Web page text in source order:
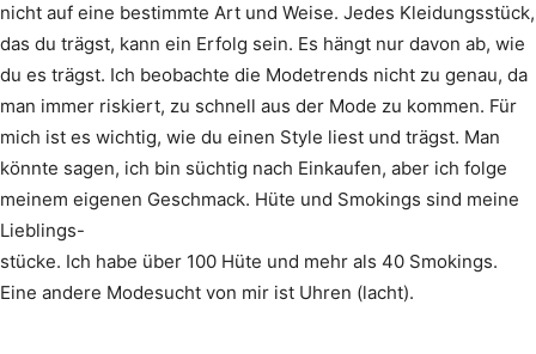
nicht auf eine bestimmte Art und Weise. Jedes Kleidungsstück,
das du trägst, kann ein Erfolg sein. Es hängt nur davon ab, wie
du es trägst. Ich beobachte die Modetrends nicht zu genau, da
man immer riskiert, zu schnell aus der Mode zu kommen. Für
mich ist es wichtig, wie du einen Style liest und trägst. Man
könnte sagen, ich bin süchtig nach Einkaufen, aber ich folge
meinem eigenen Geschmack. Hüte und Smokings sind meine
Lieblings-
stücke. Ich habe über 100 Hüte und mehr als 40 Smokings.
Eine andere Modesucht von mir ist Uhren (lacht).